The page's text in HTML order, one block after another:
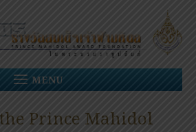
MENU
Prince Mahidol